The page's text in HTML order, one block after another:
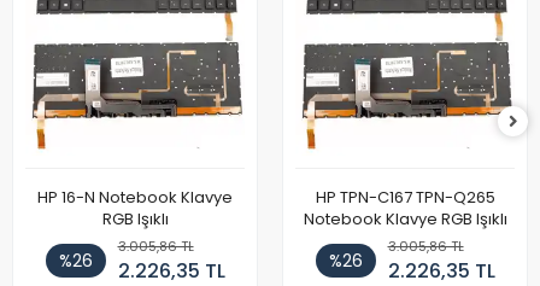
HP 16-N Notebook Klavye
RGB Işıklı
%26
3.005,86 TL
2.226,35 TL
HP TPN-C167 TPN-Q265
Notebook Klavye RGB Işıklı
%26
3.005,86 TL
2.226,35 TL